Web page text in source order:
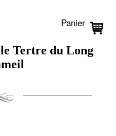
Panier
Tertre du Long